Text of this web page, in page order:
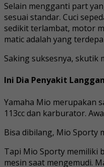
Selain mengganti part
sesuai standar. Cuci
sedikit terlambat, motor
matic adalah yang
Saking suksesnya, skutik
Ini Dia Penyakit
Yamaha Mio merupakan
113cc dan karburator.
Bisa dibilang, Mio Sporty
Tapi Mio Sporty memiliki
mesin saat mengemudi.